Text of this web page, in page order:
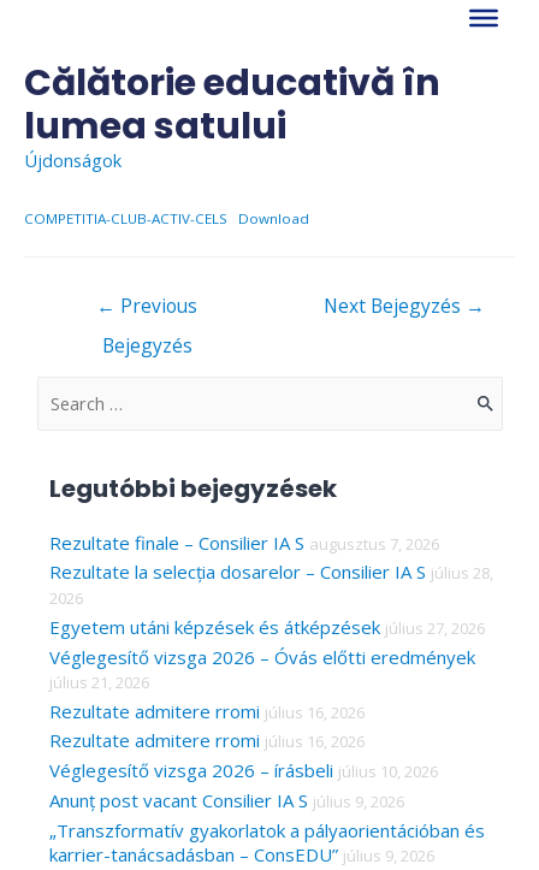
content
Călătorie educativă în
lumea satului
Újdonságok
COMPETITIA-CLUB-ACTIV-CELS Download
← Previous
Bejegyzés
Next Bejegyzés →
S
c
h
f
r
:
Legutóbbi bejegyzések
Rezultate finale – Consilier IA S augusztus 7, 2026
Rezultate la selecția dosarelor – Consilier IA S július 28,
2026
Egyetem utáni képzések és átképzések július 27, 2026
Véglegesítő vizsga 2026 – Óvás előtti eredmények
július 21, 2026
Rezultate admitere rromi július 16, 2026
Rezultate admitere rromi július 16, 2026
Véglegesítő vizsga 2026 – írásbeli július 10, 2026
Anunț post vacant Consilier IA S július 9, 2026
„Transzformatív gyakorlatok a pályaorientációban és
karrier-tanácsadásban – ConsEDU” július 9, 2026